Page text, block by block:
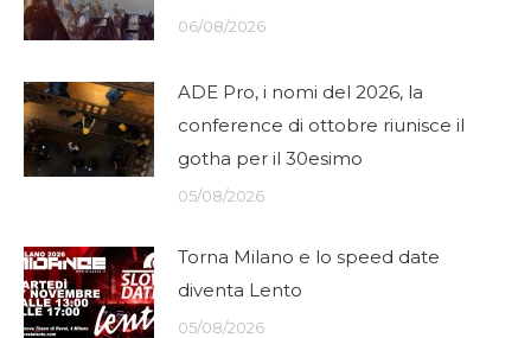
06/08/2026
ADE Pro, i nomi del 2026, la
conference di ottobre riunisce il
gotha per il 30esimo
05/08/2026
Torna Milano e lo speed date
diventa Lento
05/08/2026